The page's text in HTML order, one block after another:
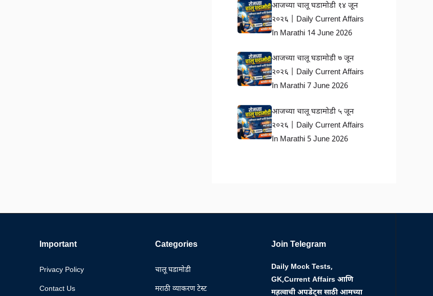
आजच्या चालू घडामोडी १४ जून
२०२६ | Daily Current Affairs
In Marathi 14 June 2026
आजच्या चालू घडामोडी ७ जून
२०२६ | Daily Current Affairs
In Marathi 7 June 2026
आजच्या चालू घडामोडी ५ जून
२०२६ | Daily Current Affairs
In Marathi 5 June 2026
Important
Privacy Policy
Contact Us
Categories
चालू घडामोडी
मराठी व्याकरण टेस्ट
Join Telegram
Daily Mock Tests,
GK,Current Affairs आणि
महत्वाची अपडेट्स साठी आमच्या